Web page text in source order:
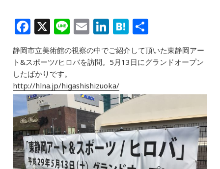
F
a
c
e
b
o
o
k
X Li
n
e
E
m
ai
Li
n
k
dI
n
H
at
e
a
有
静岡市立美術館の視察の中でご紹介して頂いた東静岡アー
ト&スポーツ/ヒロバを訪問。5月13日にグランドオープン
したばかりです。‬
http://hlna.jp/higashishizuoka/